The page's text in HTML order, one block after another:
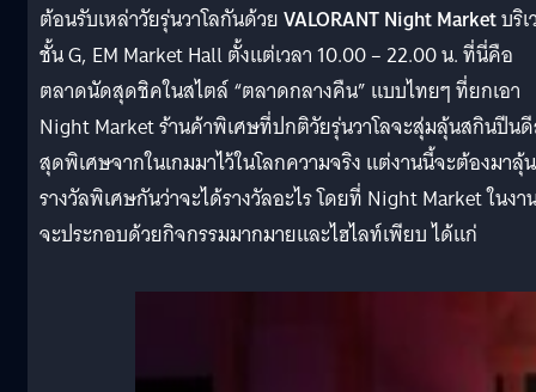
ต้อนรับเหล่าวัยรุ่นวาโลกันด้วยVALORANT Night Marketบริ
ชั้น G, EM Market Hall ตั้งแต่เวลา 10.00 – 22.00 น. ที่นี่คือ
ตลาดนัดสุดชิคในสไตล์ “ตลาดกลางคืน” แบบไทยๆ ที่ยกเอา
Night Market ร้านค้าพิเศษที่ปกติวัยรุ่นวาโลจะสุ่มลุ้นสกินปีน
สุดพิเศษจากในเกมมาไว้ในโลกความจริง แต่งานนี้จะต้องมาลุ้น
รางวัลพิเศษกันว่าจะได้รางวัลอะไร โดยที่ Night Market ในงา
จะประกอบด้วยกิจกรรมมากมายและไฮไลท์เพียบ ได้แก่